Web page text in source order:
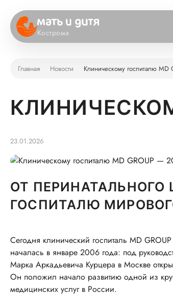
Кострома
Главная Новости Клиническому госпиталю
23.01.2026
ОТ
ГОСПИТАЛЮ
Сегодня клинический госпиталь MD
началась в январе 2006 года: под
Марка Аркадьевича Курцера в Москве
Он положил начало развитию одной из
медицинских услуг в России.